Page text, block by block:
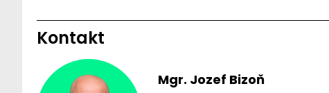
Kontakt
Mgr. Jozef Bizoň